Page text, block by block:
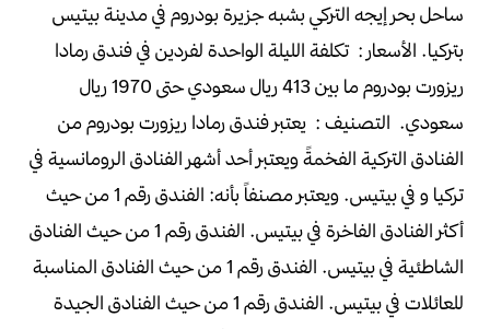
ساحل بحر إيجه التركي بشبه جزيرة بودروم في مدينة بيتيس
بتركيا. الأسعار : تكلفة الليلة الواحدة لفردين في فندق رمادا
ريزورت بودروم
ما بين 413 ريال سعودي حتى 1970 ريال
سعودي. التصنيف : يعتبر فندق رمادا ريزورت بودروم من
الفنادق التركية الفخمةًويعتبر أحد أشهر الفنادق الرومانسية في
تركيا و في بيتيس. ويعتبر مصنفاً بأنه:
الفندق رقم 1 من حيث
أكثر الفنادق الفاخرة في بيتيس.
الفندق رقم 1 من حيث الفنادق
الشاطئية في بيتيس.
الفندق رقم 1 من حيث الفنادق المناسبة
للعائلات في بيتيس.
الفندق رقم 1 من حيث الفنادق الجيدة